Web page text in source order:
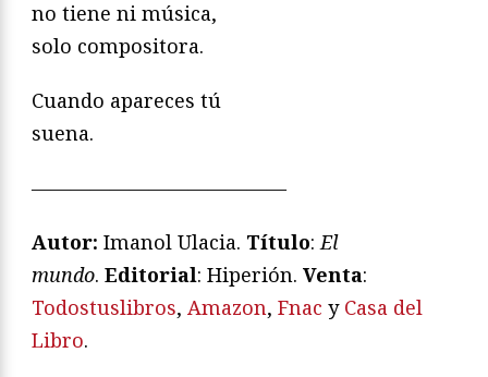
no tiene ni música,
solo compositora.
Cuando apareces tú
suena.
—————————————
Autor: Imanol Ulacia. Título:El
mundo. Editorial: Hiperión. Venta:
Todostuslibros, Amazon, Fnac y Casa del
Libro.